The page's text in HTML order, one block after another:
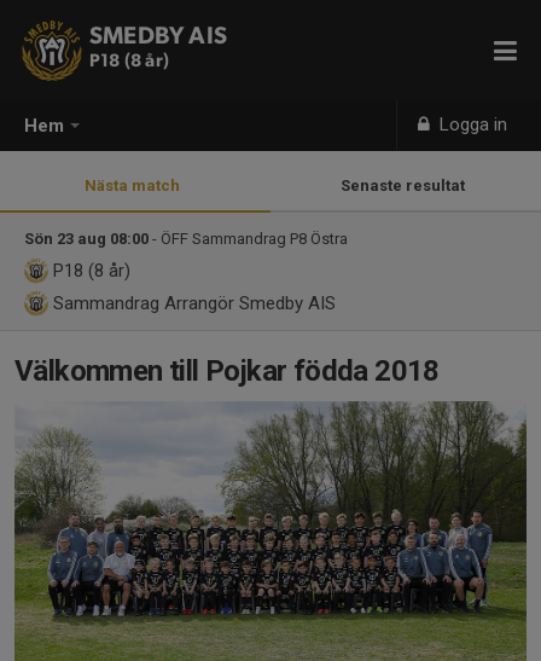
Hem Logga in
SMEDBY AIS
P18 (8 år)
Nästa match Senaste resultat
Sön 23 aug 08:00 - ÖFF Sammandrag P8 Östra
P18 (8 år)
Sammandrag Arrangör Smedby AIS
Välkommen till Pojkar födda 2018